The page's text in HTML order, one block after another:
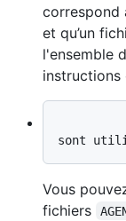
correspond
et qu’un
l'ensemble
instructions
Vous
fichiers